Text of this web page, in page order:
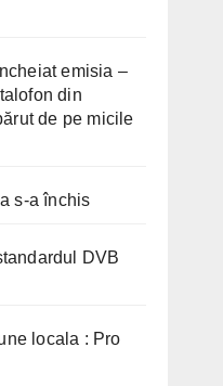
emisia –
din
de pe micile
s-a închis
DVB
locala : Pro